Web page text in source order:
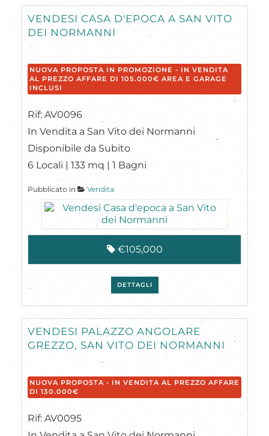
VENDESI CASA D'EPOCA A SAN VITO
DEI NORMANNI
NUOVA PROPOSTA IN PROMOZIONE - IN VENDITA
AL PREZZO AFFARE DI 105.000€ AREA E GARAGE
INCLUSI
Rif: AV0096
In Vendita a San Vito dei Normanni
Disponibile da Subito
6 Locali | 133 mq | 1 Bagni
Pubblicato in Vendita
€105,000
DETTAGLI
VENDESI PALAZZO ANGOLARE
GREZZO, SAN VITO DEI NORMANNI
NUOVA PROPOSTA - IN VENDITA AL PREZZO AFFARE
DI 130.000€
Rif: AV0095